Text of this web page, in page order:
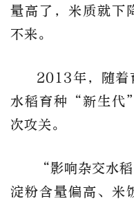
量高了，米质就下
不来。
2013年，随着
水稻育种“新生代
次攻关。
“影响杂交水
淀粉含量偏高、米